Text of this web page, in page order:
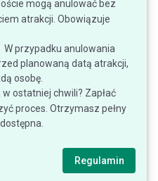
mogą anulować bez
atrakcji. Obowiązuje
W przypadku anulowania
planowaną datą atrakcji,
osobę.
w ostatniej chwili? Zapłać
proces. Otrzymasz pełny
Regulamin